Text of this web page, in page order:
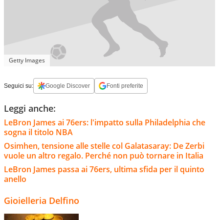
Getty Images
Seguici su: Google Discover Fonti preferite
Leggi anche:
LeBron James ai 76ers: l'impatto sulla Philadelphia che
sogna il titolo NBA
Osimhen, tensione alle stelle col Galatasaray: De Zerbi
vuole un altro regalo. Perché non può tornare in Italia
LeBron James passa ai 76ers, ultima sfida per il quinto
anello
Gioielleria Delfino